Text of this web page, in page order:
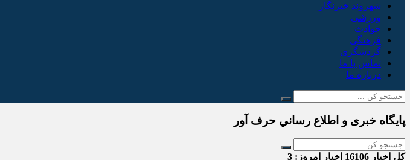
شهروند خبرنگار
ورزشی
حوادث
فرهنگی
گردشگری
تماس با ما
درباره ما
پایگاه خبری و اطلاع رساني حرف آور
کل اخبار اخبار امروز: 3